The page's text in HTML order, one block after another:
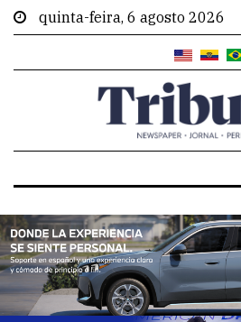
quinta-feira, 6 agosto 2026